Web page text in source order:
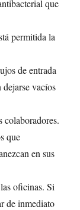
que
permitida la
de entrada
dejarse vacíos
colaboradores.
que
en sus
oficinas. Si
de inmediato